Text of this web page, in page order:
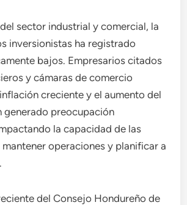
sector industrial y comercial, la
inversionistas ha registrado
bajos. Empresarios citados
y cámaras de comercio
creciente y el aumento del
generado preocupación
la capacidad de las
operaciones y planificar a
del Consejo Hondureño de